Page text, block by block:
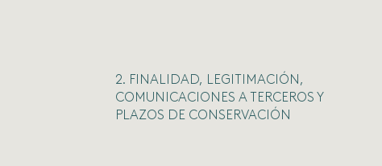
2. FINALIDAD, LEGITIMACIÓN,
COMUNICACIONES A TERCEROS Y
PLAZOS DE CONSERVACIÓN